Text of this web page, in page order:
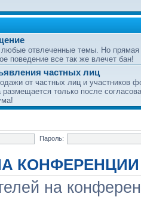
отвлеченные темы. Но прямая
поведение все так же влечет бан!
частных лиц
от частных лиц и участников
только после
Пароль:
КОНФЕРЕНЦИИ
на